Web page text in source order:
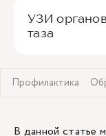
УЗИ
таза
Профилактика
В данной статье